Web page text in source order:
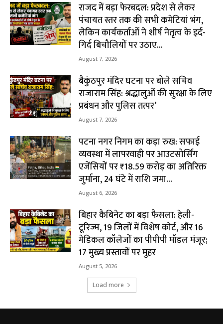
राजद में बड़ा फेरबदल: प्रदेश से लेकर
पंचायत स्तर तक की सभी कमेटियां भंग,
लेकिन कार्यकर्ताओं ने शीर्ष नेतृत्व के इर्द-
गिर्द बिचौलियों पर उठाए...
August 7, 2026
बैकुंठपुर मंदिर घटना पर बोले सचिव
राजाराम सिंह: श्रद्धालुओं की सुरक्षा के लिए
प्रबंधन और पुलिस तत्पर’
August 7, 2026
पटना नगर निगम का कड़ा रुख: सफाई
व्यवस्था में लापरवाही पर आउटसोर्सिंग
एजेंसियों पर ₹18.59 करोड़ का अतिरिक्त
जुर्माना, 24 घंटे में राशि जमा...
August 6, 2026
बिहार कैबिनेट का बड़ा फैसला: हेली-
टूरिज्म, 19 जिलों में विशेष कोर्ट, और 16
मेडिकल कॉलेजों का पीपीपी मॉडल मंजूर;
17 मुख्य प्रस्तावों पर मुहर
August 5, 2026
Load more